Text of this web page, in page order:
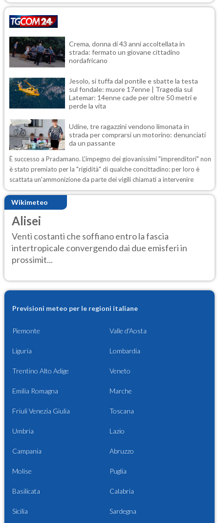
Crema, donna di 43 anni accoltellata in
strada: fermato un giovane cittadino
nordafricano
Jesolo, si tuffa dal pontile e sbatte la testa
sul fondale: muore 17enne | Tragedia sul
Latemar: 14enne cade per oltre 50 metri e
perde la vita
Udine, tre ragazzini vendono limonata in
strada per comprarsi un motorino: denunciati
da un passante
È successo a Pradamano. L'impegno dei giovanissimi "imprenditori" non
è stato premiato per la "rigidità" di qualche concittadino: per loro è
scattata un'ammonizione da parte dei vigili chiamati a intervenire
Wikimeteo
Alisei
Venti costanti che soffiano entro la fascia
intertropicale convergendo dai due emisferi in
prossimit...
Previsioni meteo per le regioni italiane
Piemonte Valle d'Aosta
Liguria Lombardia
Trentino Alto Adige Veneto
Emilia Romagna Marche
Friuli Venezia Giulia Toscana
Umbria Lazio
Campania Abruzzo
Molise Puglia
Basilicata Calabria
Sicilia Sardegna